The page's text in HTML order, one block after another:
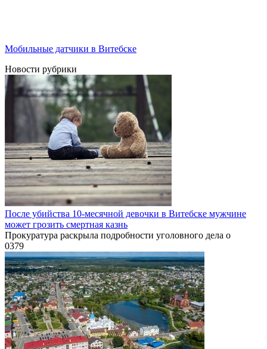
Мобильные датчики в Витебске
Новости рубрики
После убийства 10-месячной девочки в Витебске мужчине
может грозить смертная казнь
Прокуратура раскрыла подробности уголовного дела о
0379